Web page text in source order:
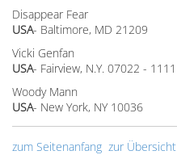
Disappear Fear
USA- Baltimore, MD 21209
Vicki Genfan
USA- Fairview, N.Y. 07022 - 1111
Woody Mann
USA- New York, NY 10036
zum Seitenanfang zur Übersicht